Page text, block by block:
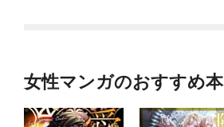
女性マンガのおすすめ本